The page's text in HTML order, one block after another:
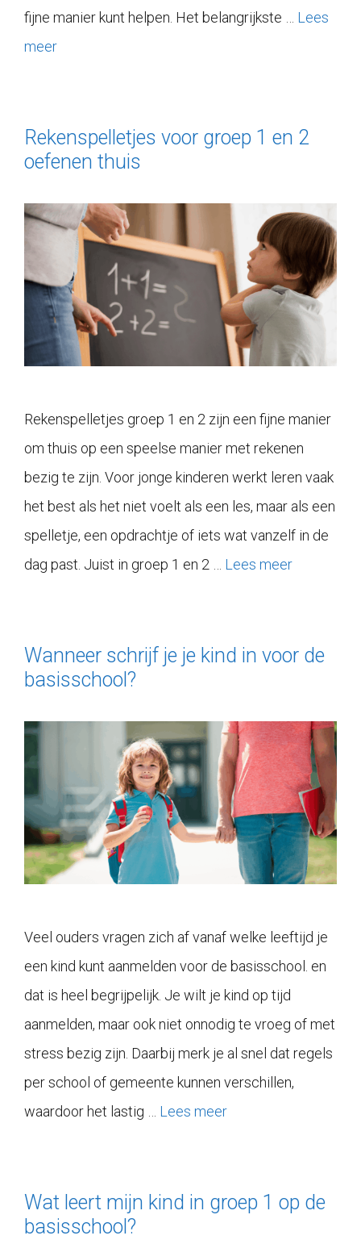
fijne manier kunt helpen. Het belangrijkste … Lees
meer
Rekenspelletjes voor groep 1 en 2
oefenen thuis
Rekenspelletjes groep 1 en 2 zijn een fijne manier
om thuis op een speelse manier met rekenen
bezig te zijn. Voor jonge kinderen werkt leren vaak
het best als het niet voelt als een les, maar als een
spelletje, een opdrachtje of iets wat vanzelf in de
dag past. Juist in groep 1 en 2 … Lees meer
Wanneer schrijf je je kind in voor de
basisschool?
Veel ouders vragen zich af vanaf welke leeftijd je
een kind kunt aanmelden voor de basisschool. en
dat is heel begrijpelijk. Je wilt je kind op tijd
aanmelden, maar ook niet onnodig te vroeg of met
stress bezig zijn. Daarbij merk je al snel dat regels
per school of gemeente kunnen verschillen,
waardoor het lastig … Lees meer
Wat leert mijn kind in groep 1 op de
basisschool?